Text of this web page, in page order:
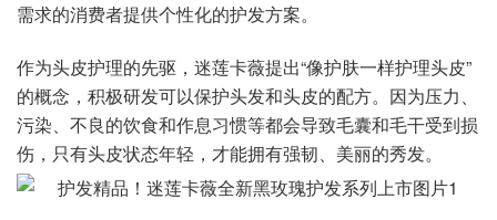
需求的消费者提供个性化的护发方案。
作为头皮护理的先驱，迷莲卡薇提出“像护肤一样护理头皮”
的概念，积极研发可以保护头发和头皮的配方。因为压力、
污染、不良的饮食和作息习惯等都会导致毛囊和毛干受到损
伤，只有头皮状态年轻，才能拥有强韧、美丽的秀发。